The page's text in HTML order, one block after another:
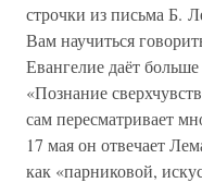
строчки из письма Б.
Вам научиться
Евангелие даёт
«Познание
сам пересматривает
17 мая он отвечает
как «парниковой,